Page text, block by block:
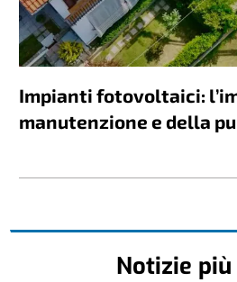
Impianti fotovoltaici:
manutenzione e della
Notizie